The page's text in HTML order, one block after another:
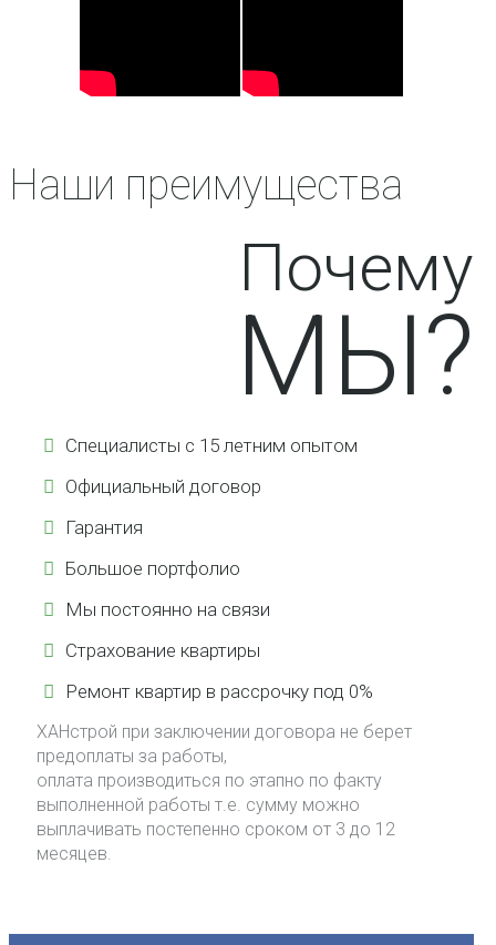
Наши преимущества
Почему
МЫ?
Специалисты с 15 летним опытом
Официальный договор
Гарантия
Большое портфолио
Мы постоянно на связи
Страхование квартиры
Ремонт квартир в рассрочку под 0%
ХАНстрой при заключении договора не берет
предоплаты за работы,
оплата производиться по этапно по факту
выполненной работы т.е. сумму можно
выплачивать постепенно сроком от 3 до 12
месяцев.